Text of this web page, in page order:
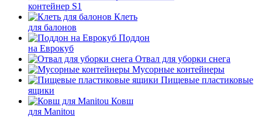
контейнер S1
Клеть
для балонов
Поддон
на Еврокуб
Отвал для уборки снега
Мусорные контейнеры
Пищевые пластиковые
ящики
Ковш
для Manitou